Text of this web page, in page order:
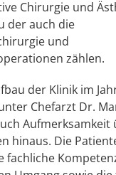
Chirurgie und
der auch die
und
zählen.
der Klinik im
Chefarzt Dr.
Aufmerksamkeit
hinaus. Die
fachliche